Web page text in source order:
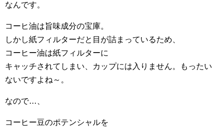
なんです。
コーヒ油は旨味成分の宝庫。
しかし紙フィルターだと目が詰まっているため、
コーヒー油は紙フィルターに
キャッチされてしまい、カップには入りません。もったい
ないですよね～。
なので…、
コーヒー豆のポテンシャルを